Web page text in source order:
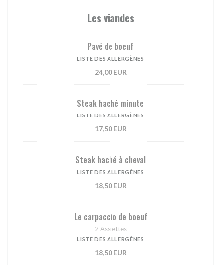
Les viandes
Pavé de boeuf
LISTE DES ALLERGÈNES
24,00 EUR
Steak haché minute
LISTE DES ALLERGÈNES
17,50 EUR
Steak haché à cheval
LISTE DES ALLERGÈNES
18,50 EUR
Le carpaccio de boeuf
2 Assiettes
LISTE DES ALLERGÈNES
18,50 EUR